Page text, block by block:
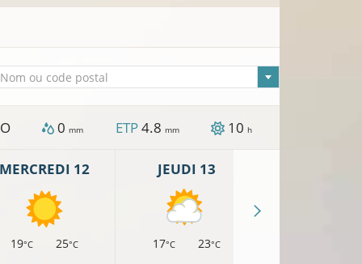
sélectionnée
Nom ou code postal
0 mm ETP4.8 mm 10 h
12
19°C 25°C
JEUDI 13
17°C 23°C